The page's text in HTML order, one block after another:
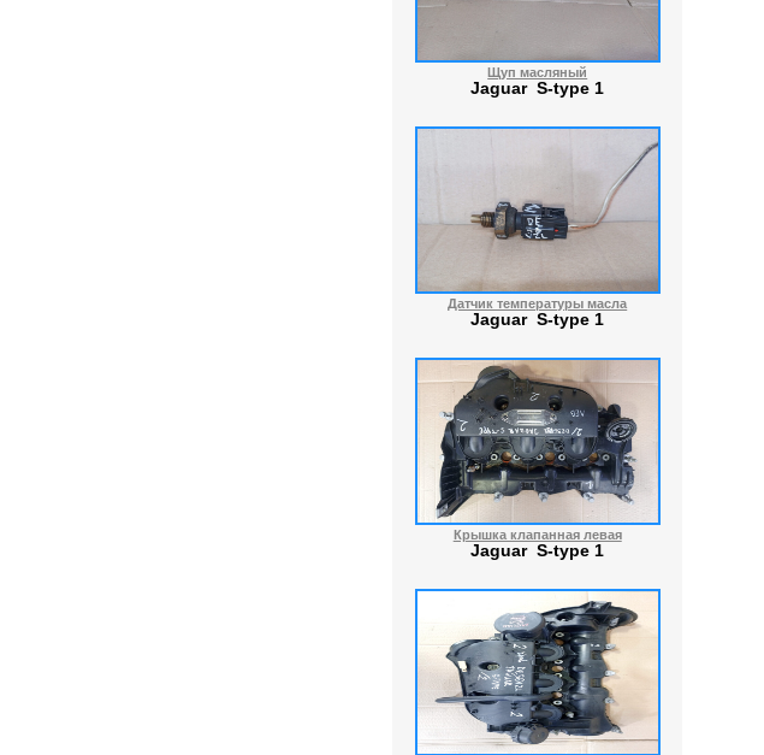
Щуп масляный
Jaguar S-type 1
Датчик температуры масла
Jaguar S-type 1
Крышка клапанная левая
Jaguar S-type 1